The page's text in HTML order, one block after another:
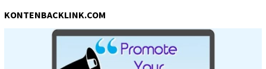
KONTENBACKLINK.COM